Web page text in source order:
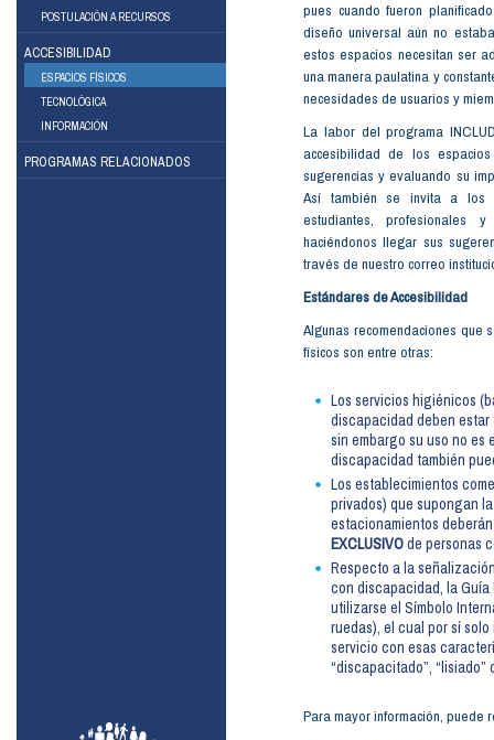
POSTULACIÓN A RECURSOS
ACCESIBILIDAD
ESPACIOS FÍSICOS
TECNOLÓGICA
INFORMACIÓN
PROGRAMAS RELACIONADOS
pues cuando fueron
diseño universal aún no
estos espacios necesitan ser
una manera paulatina y
necesidades de usuarios y
La labor del programa
accesibilidad de los
sugerencias y evaluando su
Así también se invita a los
estudiantes, profesionales
haciéndonos llegar sus
través de nuestro correo
Estándares de Accesibilidad
Algunas recomendaciones
físicos son entre otras:
Los servicios higiénicos
discapacidad deben estar
sin embargo su uso no es
discapacidad también
Los establecimientos
privados) que supongan
estacionamientos
EXCLUSIVOde personas
Respecto a la
con discapacidad, la
utilizarse el Símbolo
ruedas), el cual por sí
servicio con esas
“discapacitado”, “lisiado”
Para mayor información, puede